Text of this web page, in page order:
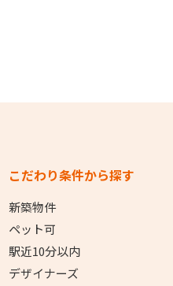
こだわり条件から探す
新築物件
ペット可
駅近10分以内
デザイナーズ